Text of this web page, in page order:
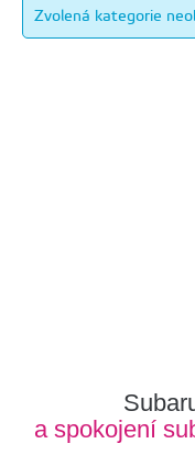
Zvolená kategorie
a spokojení